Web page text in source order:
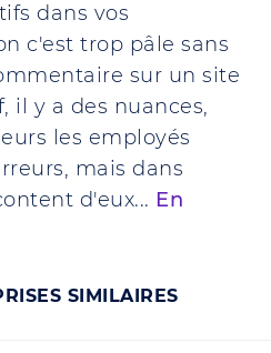
dans vos
c'est trop pâle sans
sur un site
il y a des nuances,
les employés
mais dans
d'eux... En
SIMILAIRES